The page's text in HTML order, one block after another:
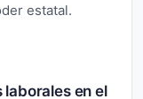
estatal.
laborales en el